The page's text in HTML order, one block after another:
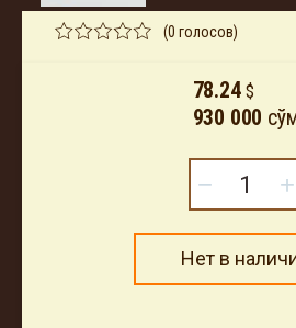
(0 голосов)
78.24 $
930 000
− +
Нет в